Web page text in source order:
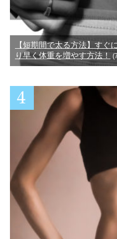
【短期間で太る方法】すぐ
り早く体重を増やす方法！